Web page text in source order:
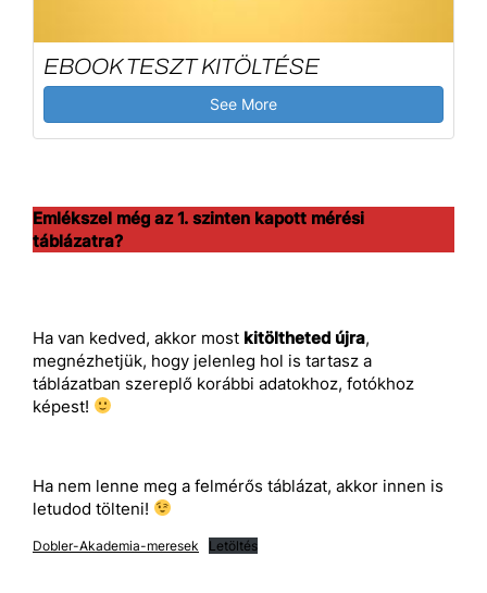
EBOOK TESZT KITÖLTÉSE
See More
Emlékszel még az 1. szinten kapott mérési
táblázatra?
Ha van kedved, akkor most kitöltheted újra,
megnézhetjük, hogy jelenleg hol is tartasz a
táblázatban szereplő korábbi adatokhoz, fotókhoz
képest!
Ha nem lenne meg a felmérős táblázat, akkor innen is
letudod tölteni!
Dobler-Akademia-meresek Letöltés